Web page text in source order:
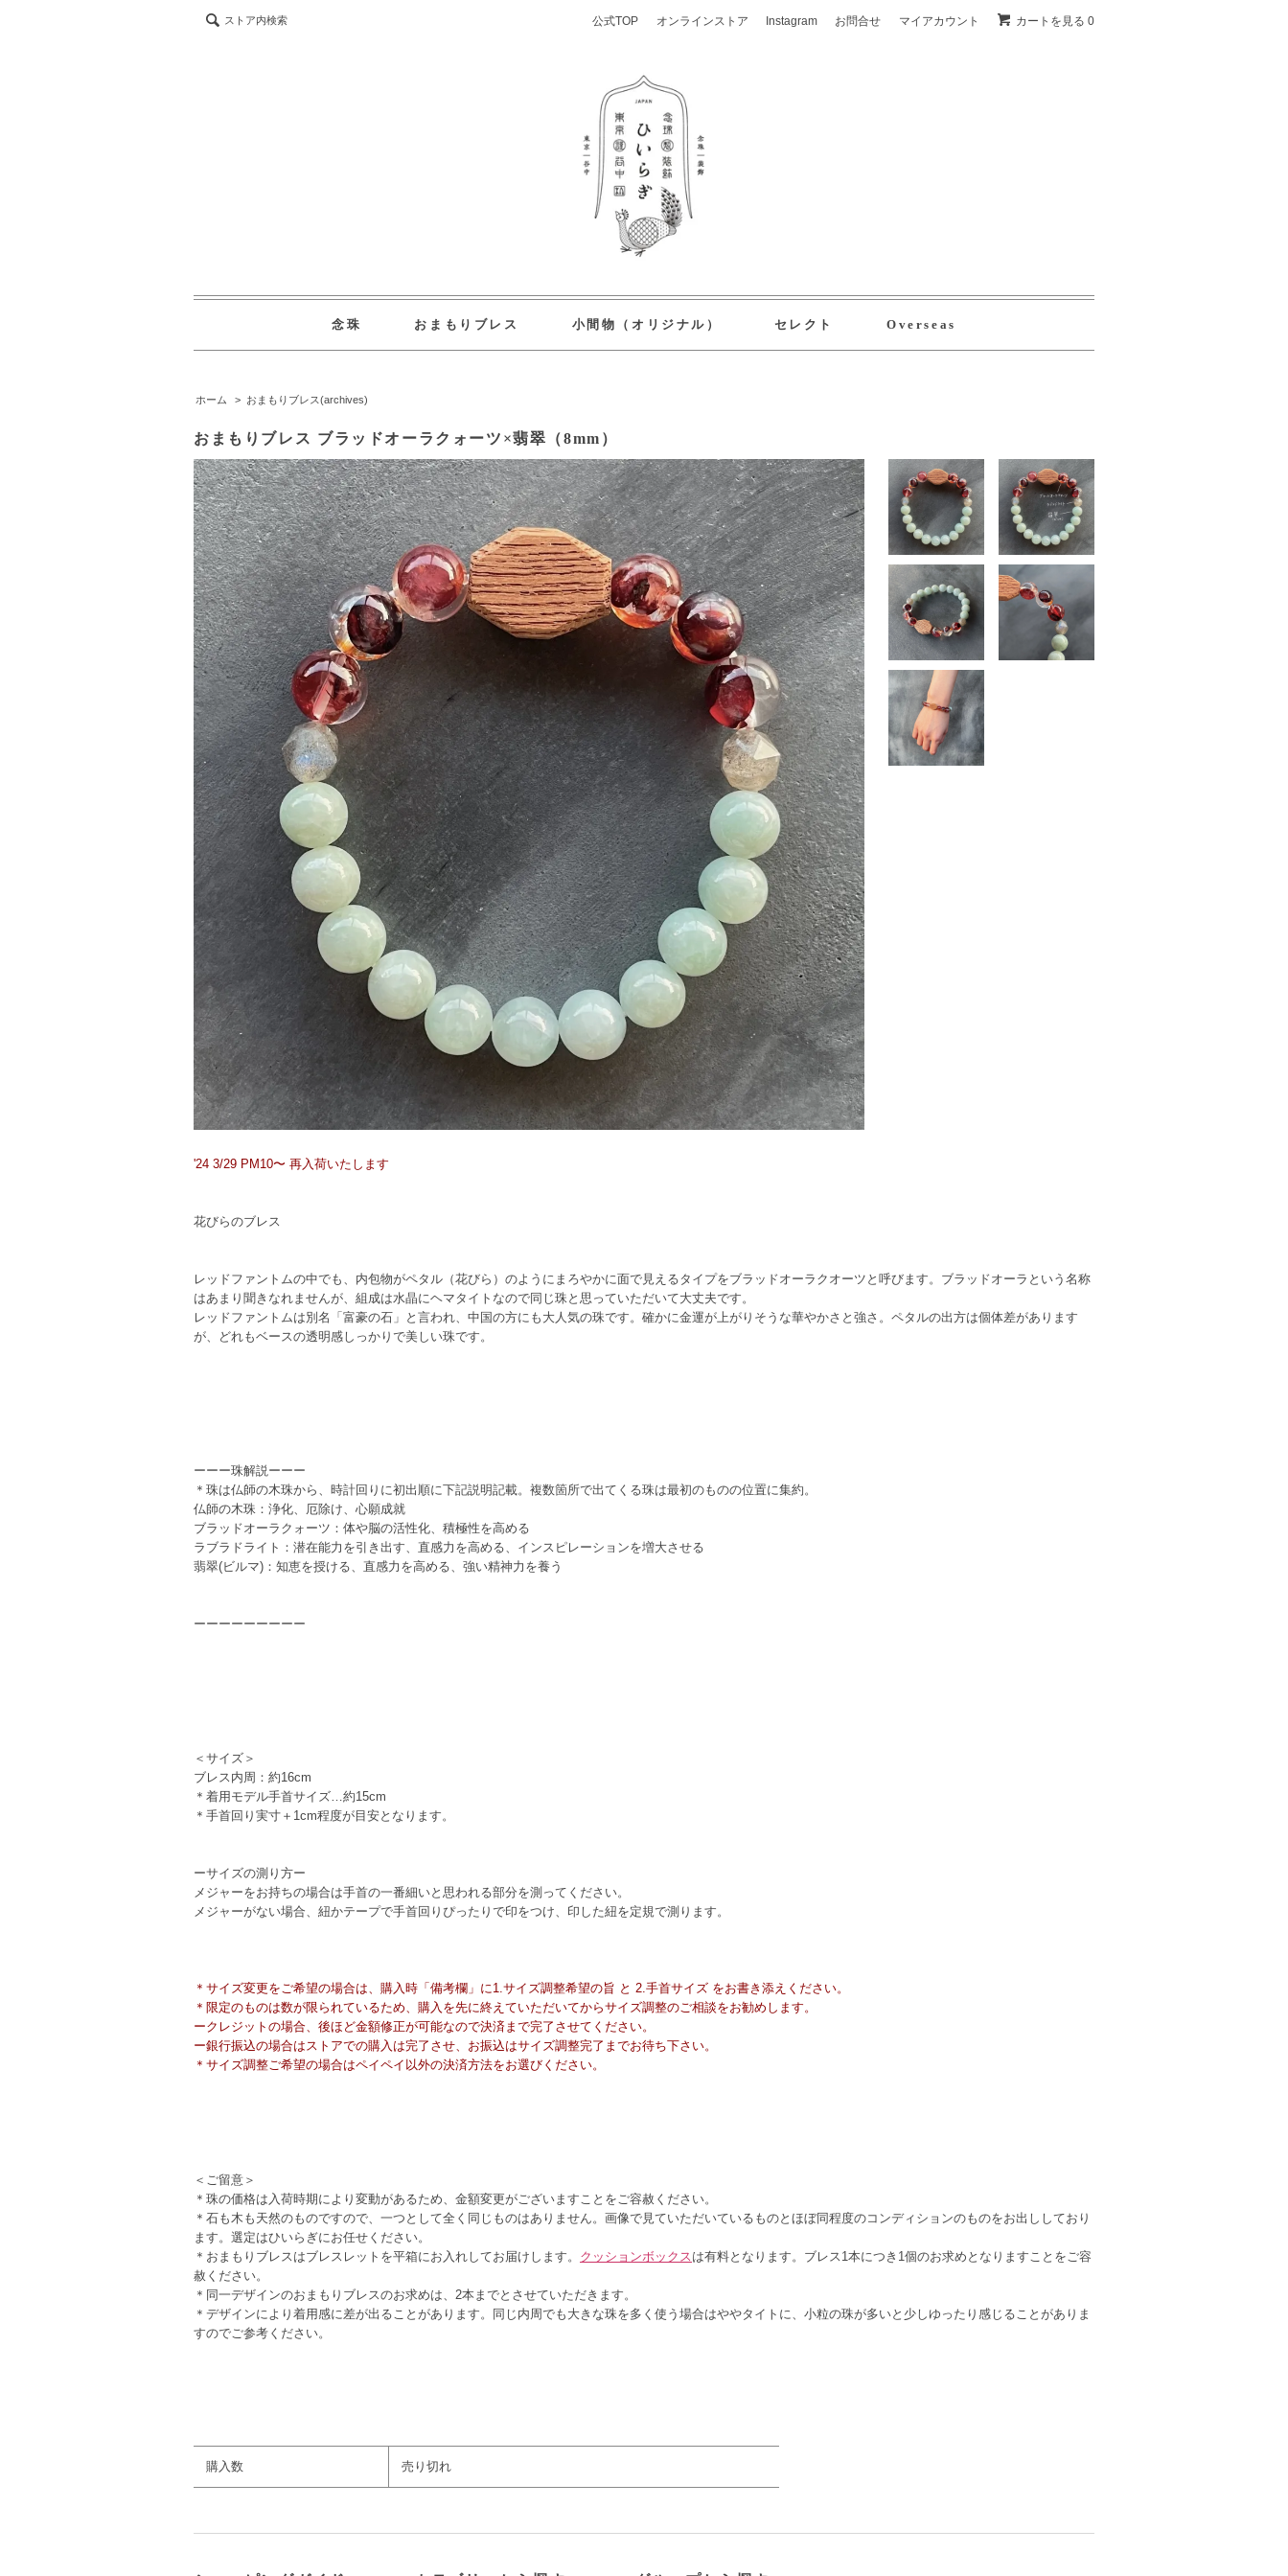
カートを見る 0
マイアカウント
お問合せ
Instagram
オンラインストア
公式TOP
ストア内検索
念珠 おまもりブレス 小間物（オリジナル） セレクト Overseas
ホーム > おまもりブレス(archives)
おまもりブレス ブラッドオーラクォーツ×翡翠（8mm）
'24 3/29 PM10〜 再入荷いたします
花びらのブレス
レッドファントムの中でも、内包物がペタル（花びら）のようにまろやかに面で見えるタイプをブラッドオーラクオーツと呼びます。ブラッドオーラという名称
はあまり聞きなれませんが、組成は水晶にヘマタイトなので同じ珠と思っていただいて大丈夫です。
レッドファントムは別名「富豪の石」と言われ、中国の方にも大人気の珠です。確かに金運が上がりそうな華やかさと強さ。ペタルの出方は個体差があります
が、どれもベースの透明感しっかりで美しい珠です。
ーーー珠解説ーーー
＊珠は仏師の木珠から、時計回りに初出順に下記説明記載。複数箇所で出てくる珠は最初のものの位置に集約。
仏師の木珠：浄化、厄除け、心願成就
ブラッドオーラクォーツ：体や脳の活性化、積極性を高める
ラブラドライト：潜在能力を引き出す、直感力を高める、インスピレーションを増大させる
翡翠(ビルマ)：知恵を授ける、直感力を高める、強い精神力を養う
ーーーーーーーーー
＜サイズ＞
ブレス内周：約16cm
＊着用モデル手首サイズ…約15cm
＊手首回り実寸＋1cm程度が目安となります。
ーサイズの測り方ー
メジャーをお持ちの場合は手首の一番細いと思われる部分を測ってください。
メジャーがない場合、紐かテープで手首回りぴったりで印をつけ、印した紐を定規で測ります。
＊サイズ変更をご希望の場合は、購入時「備考欄」に1.サイズ調整希望の旨 と 2.手首サイズ をお書き添えください。
＊限定のものは数が限られているため、購入を先に終えていただいてからサイズ調整のご相談をお勧めします。
ークレジットの場合、後ほど金額修正が可能なので決済まで完了させてください。
ー銀行振込の場合はストアでの購入は完了させ、お振込はサイズ調整完了までお待ち下さい。
＊サイズ調整ご希望の場合はペイペイ以外の決済方法をお選びください。
＜ご留意＞
＊珠の価格は入荷時期により変動があるため、金額変更がございますことをご容赦ください。
＊石も木も天然のものですので、一つとして全く同じものはありません。画像で見ていただいているものとほぼ同程度のコンディションのものをお出ししており
ます。選定はひいらぎにお任せください。
＊おまもりブレスはブレスレットを平箱にお入れしてお届けします。 クッションボックス は有料となります。ブレス1本につき1個のお求めとなりますことをご容
赦ください。
＊同一デザインのおまもりブレスのお求めは、2本までとさせていただきます。
＊デザインにより着用感に差が出ることがあります。同じ内周でも大きな珠を多く使う場合はややタイトに、小粒の珠が多いと少しゆったり感じることがありま
すのでご参考ください。
購入数 売り切れ